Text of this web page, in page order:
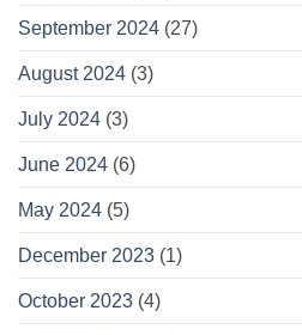
September 2024 (27)
August 2024 (3)
July 2024 (3)
June 2024 (6)
May 2024 (5)
December 2023 (1)
October 2023 (4)